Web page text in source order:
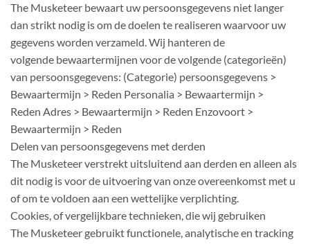
The Musketeer bewaart uw persoonsgegevens niet langer
dan strikt nodig is om de doelen te realiseren waarvoor uw
gegevens worden verzameld. Wij hanteren de
volgende bewaartermijnen voor de volgende (categorieën)
van persoonsgegevens: (Categorie) persoonsgegevens >
Bewaartermijn > Reden Personalia > Bewaartermijn >
Reden Adres > Bewaartermijn > Reden Enzovoort >
Bewaartermijn > Reden
Delen van persoonsgegevens met derden
The Musketeer verstrekt uitsluitend aan derden en alleen als
dit nodig is voor de uitvoering van onze overeenkomst met u
of om te voldoen aan een wettelijke verplichting.
Cookies, of vergelijkbare technieken, die wij gebruiken
The Musketeer gebruikt functionele, analytische en tracking